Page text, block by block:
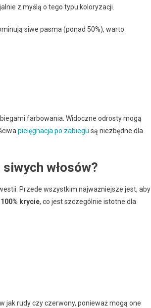
z myślą o tego typu koloryzacji.
siwe pasma (ponad 50%), warto
farbowania. Widoczne odrosty mogą
pielęgnacja po zabiegu są niezbędne dla
włosów?
Przede wszystkim najważniejsze jest, aby
100% krycie, co jest szczególnie istotne dla
jak rudy czy czerwony, ponieważ mogą one